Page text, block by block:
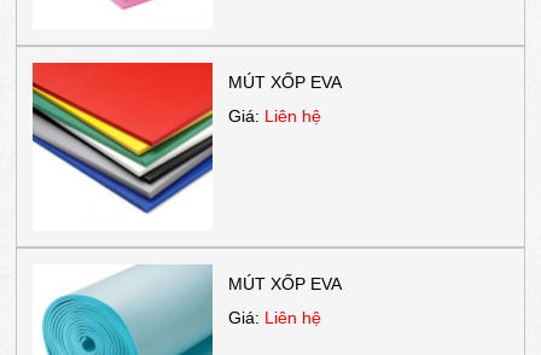
MÚT XỐP EVA
Giá: Liên hệ
MÚT XỐP EVA
Giá: Liên hệ